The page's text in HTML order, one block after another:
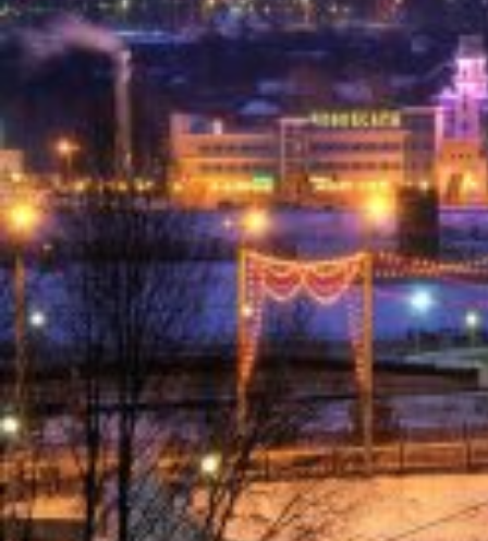
Салюты Чебоксары
Вечерние Чебоксары
Фото Чебоксары
Чебоксарский залив
О нас
Авторы
Как купить или заказать фотографию?
Фото чебоксар
Фото Чебоксар, Новочебоксарска и окрестностей
Каталог фотографий ЧебоксарЛучшие фотографии